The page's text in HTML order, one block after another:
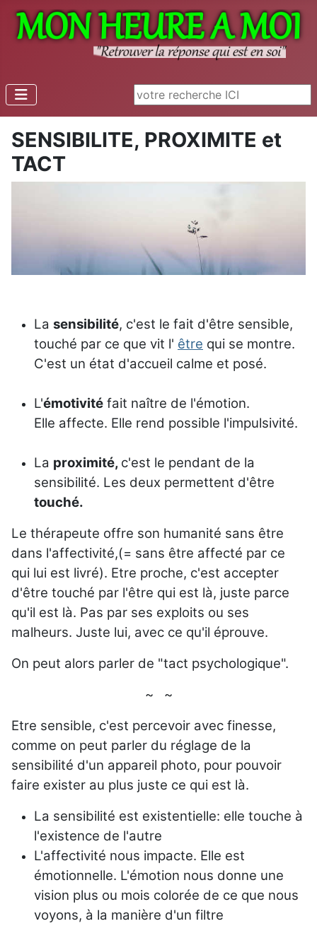
Rechercher
SENSIBILITE, PROXIMITE et
TACT
La sensibilité, c'est le fait d'être sensible,
touché par ce que vit l' être qui se montre.
C'est un état d'accueil calme et posé.
L'émotivité fait naître de l'émotion.
Elle affecte. Elle rend possible l'impulsivité.
La proximité, c'est le pendant de la
sensibilité. Les deux permettent d'être
touché.
Le thérapeute offre son humanité sans être
dans l'affectivité,(= sans être affecté par ce
qui lui est livré). Etre proche, c'est accepter
d'être touché par l'être qui est là, juste parce
qu'il est là. Pas par ses exploits ou ses
malheurs. Juste lui, avec ce qu'il éprouve.
On peut alors parler de "tact psychologique".
~ ~
Etre sensible, c'est percevoir avec finesse,
comme on peut parler du réglage de la
sensibilité d'un appareil photo, pour pouvoir
faire exister au plus juste ce qui est là.
La sensibilité est existentielle: elle touche à
l'existence de l'autre
L'affectivité nous impacte. Elle est
émotionnelle. L'émotion nous donne une
vision plus ou mois colorée de ce que nous
voyons, à la manière d'un filtre